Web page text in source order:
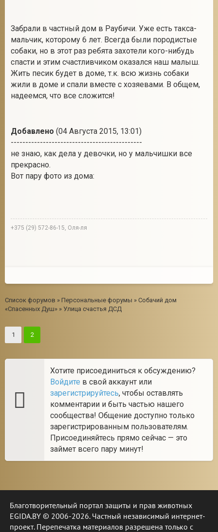
Забрали в частный дом в Раубичи. Уже есть такса-
мальчик, которому 6 лет. Всегда были породистые
собаки, но в этот раз ребята захотели кого-нибудь
спасти и этим счастливчиком оказался наш малыш.
Жить песик будет в доме, т.к. всю жизнь собаки
жили в доме и спали вместе с хозяевами. В общем,
надеемся, что все сложится!
Добавлено (04 Августа 2015, 13:01)
---------------------------------------------
не знаю, как дела у девочки, но у мальчишки все
прекрасно.
Вот пару фото из дома:
+375 (29) 572-86-15, Оля-ля
Список форумов » Персональные форумы » Собачий дом
«Спасенных Душ» » Улица счастья ДСД
1 2
Хотите присоединиться к обсуждению?
Войдите в свой аккаунт или
зарегистрируйтесь, чтобы оставлять
комментарии и быть частью нашего
сообщества! Общение доступно только
зарегистрированным пользователям.
Присоединяйтесь прямо сейчас — это
займет всего пару минут!
Благотворительный портал защиты и прав животных
EGIDA.BY © 2006-2026. Частный независимый интернет-
проект. Перепечатка материалов разрешена только с